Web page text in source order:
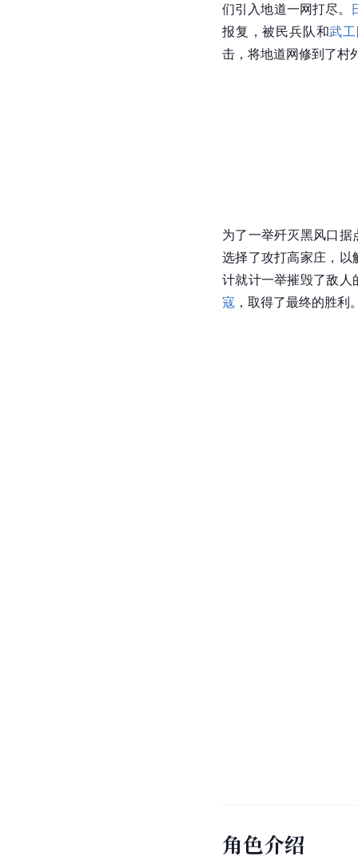
们引入地道一网打尽。
报复，被民兵队和武
击，将地道网修到了村
为了一举歼灭黑风口
选择了攻打高家庄，以
计就计一举摧毁了敌
寇 ，取得了最终的胜利
角色介绍